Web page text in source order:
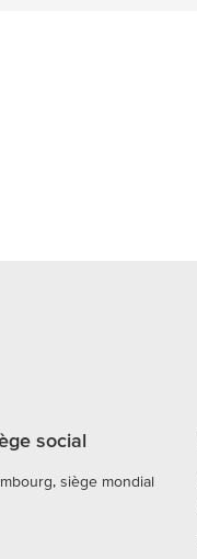
social
siège mondial